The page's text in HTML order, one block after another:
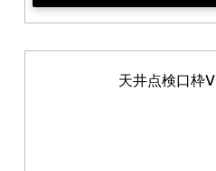
天井点検口枠V